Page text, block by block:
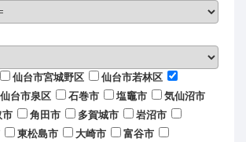
仙台市宮城野区
仙台市若林区
仙台市泉区 石巻市 塩竈市
気仙沼市
市 角田市 多賀城市
岩沼市
東松島市 大崎市
富谷市